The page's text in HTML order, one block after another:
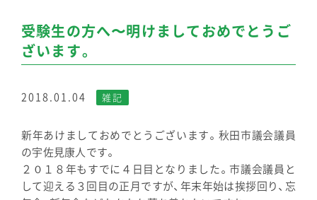
受験生の方へ〜明けましておめでとうご
ざいます。
2018.01.04 雑記
新年あけましておめでとうございます。秋田市議会議員
の宇佐見康人です。
２０１８年もすでに４日目となりました。市議会議員と
して迎える３回目の正月ですが、年末年始は挨拶回り、忘